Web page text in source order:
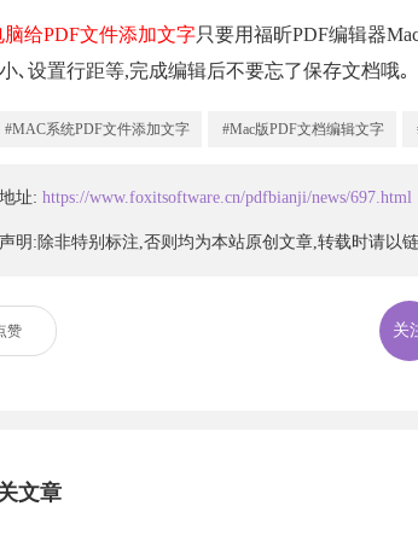
给PDF文件添加文字只要用福昕PDF编辑器
､设置行距等,完成编辑后不要忘了保存文档哦｡
#MAC系统PDF文件添加文字 #Mac版PDF文档编辑文字
址: https://www.foxitsoftware.cn/pdfbianji/news/697.html
明:除非特别标注,否则均为本站原创文章,转载时请以
赞 关
文章